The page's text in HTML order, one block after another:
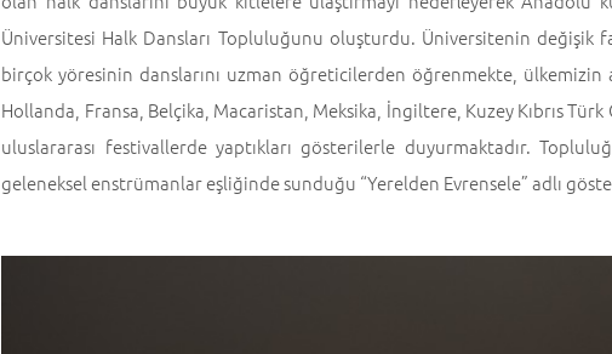
Üniversitesi Halk Dansları Topluluğunu oluşturdu. Üniversitenin
birçok yöresinin danslarını uzman öğreticilerden öğrenmekte, ülkemizin
Hollanda, Fransa, Belçika, Macaristan, Meksika, İngiltere, Kuzey Kıbrıs
uluslararası festivallerde yaptıkları gösterilerle duyurmaktadır.
geleneksel enstrümanlar eşliğinde sunduğu “Yerelden Evrensele” adlı